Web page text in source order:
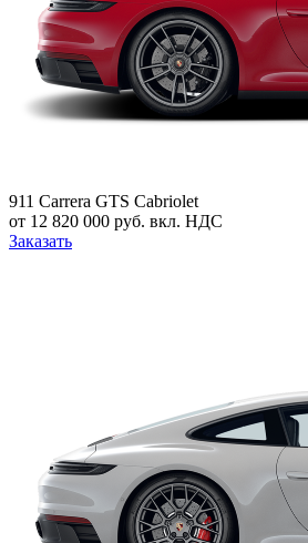
911 Carrera GTS Cabriolet
от 12 820 000 руб. вкл. НДС
Заказать